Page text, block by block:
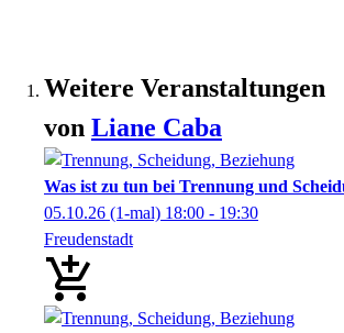
Weitere Veranstaltungen
von Liane Caba
Was ist zu tun bei Trennung und
05.10.26 (1-mal) 18:00 - 19:30
Freudenstadt